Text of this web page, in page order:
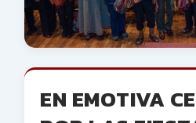
EN EMOTIVA